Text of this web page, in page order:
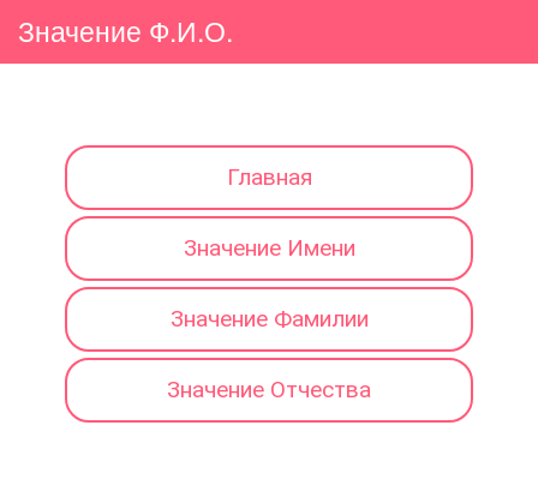
Значение Ф.И.О.
Главная
Значение Имени
Значение Фамилии
Значение Отчества